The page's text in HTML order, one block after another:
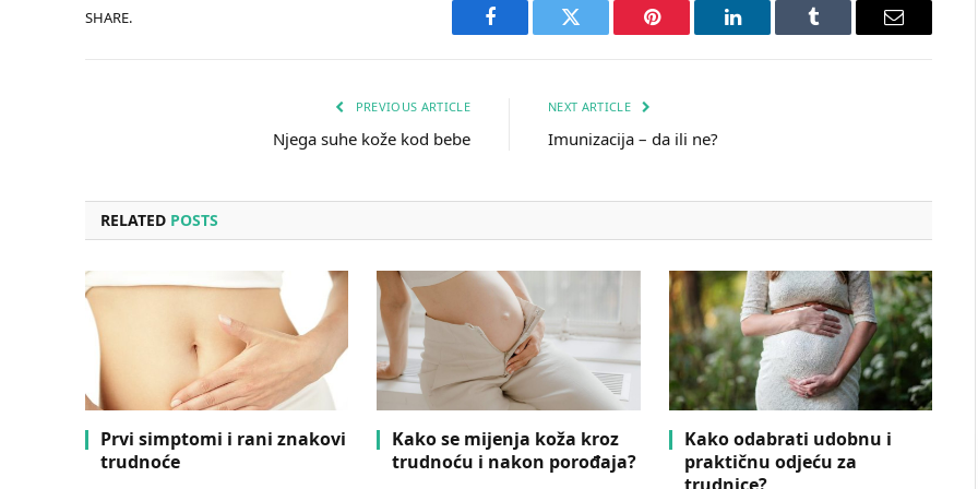
SHARE.
Facebook Twitter Pinterest LinkedIn Tumblr Email
PREVIOUS ARTICLE
Njega suhe kože kod bebe
NEXT ARTICLE
Imunizacija – da ili ne?
RELATED POSTS
Prvi simptomi i rani znakovi
trudnoće
Kako se mijenja koža kroz
trudnoću i nakon porođaja?
Kako odabrati udobnu i
praktičnu odjeću za